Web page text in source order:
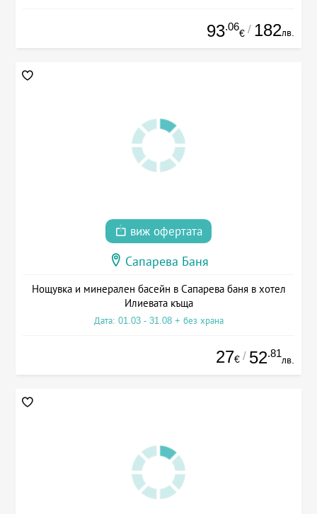
93.06
€ / 182лв.
виж офертата
Сапарева Баня
Нощувка и минерален басейн в Сапарева баня в хотел
Илиевата къща
Дата: 01.03 - 31.08 + без храна
27€ / 52.81
лв.